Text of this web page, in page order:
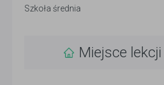
Szkoła średnia
Miejsce lekcji